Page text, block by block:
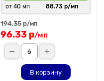
от 40 мп
88.73 р/мп
194.35 р/мп
96.33 р/мп
В корзину